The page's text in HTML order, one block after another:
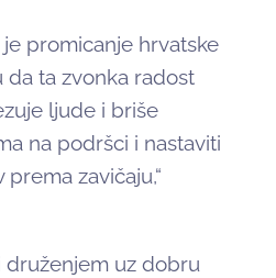
promicanje hrvatske
ta zvonka radost
ljude i briše
na podršci i nastaviti
zavičaju,“
druženjem uz dobru